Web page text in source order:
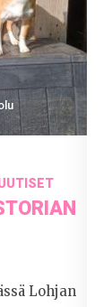
Lohjan